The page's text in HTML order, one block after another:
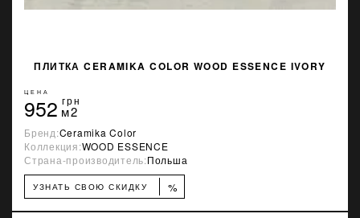
ПЛИТКА CERAMIKA COLOR WOOD ESSENCE IVORY
ЦЕНА
952 грн
м2
Бренд:Ceramika Color
Коллекция:WOOD ESSENCE
Страна-производитель:Польша
УЗНАТЬ СВОЮ СКИДКУ %